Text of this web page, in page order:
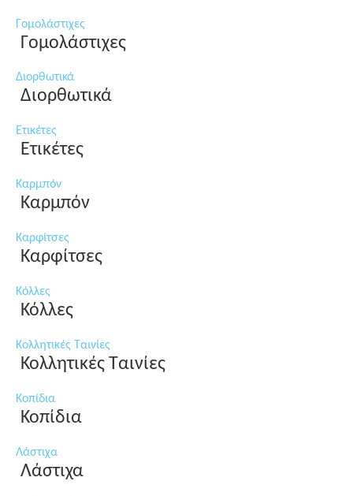
Γομολάστιχες
Γομολάστιχες
Διορθωτικά
Διορθωτικά
Ετικέτες
Ετικέτες
Καρμπόν
Καρμπόν
Καρφίτσες
Καρφίτσες
Κόλλες
Κόλλες
Κολλητικές Ταινίες
Κολλητικές Ταινίες
Κοπίδια
Κοπίδια
Λάστιχα
Λάστιχα